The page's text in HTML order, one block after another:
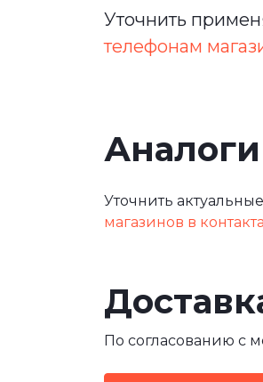
Уточнить
телефонам
Аналоги
Уточнить
магазинов в
По согласованию с